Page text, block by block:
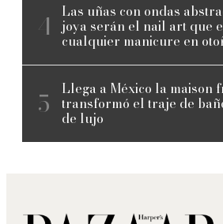
Las uñas con ondas
joya serán el nail art que
cualquier manicure en
Llega a México la maison
transformó el traje de
de lujo